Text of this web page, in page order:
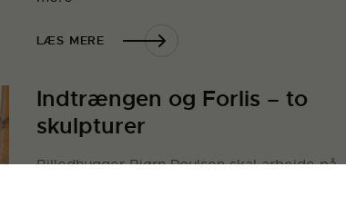
LÆS MERE
Indtrængen og Forlis – to
skulpturer
Billedhugger Bjørn Poulsen skal arbejde på